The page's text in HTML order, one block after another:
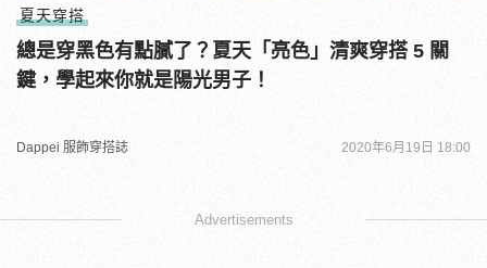
夏天穿搭
總是穿黑色有點膩了？夏天「亮色」清爽穿搭 5 關
鍵，學起來你就是陽光男子！
Dappei 服飾穿搭誌 2020年6月19日 18:00
Advertisements